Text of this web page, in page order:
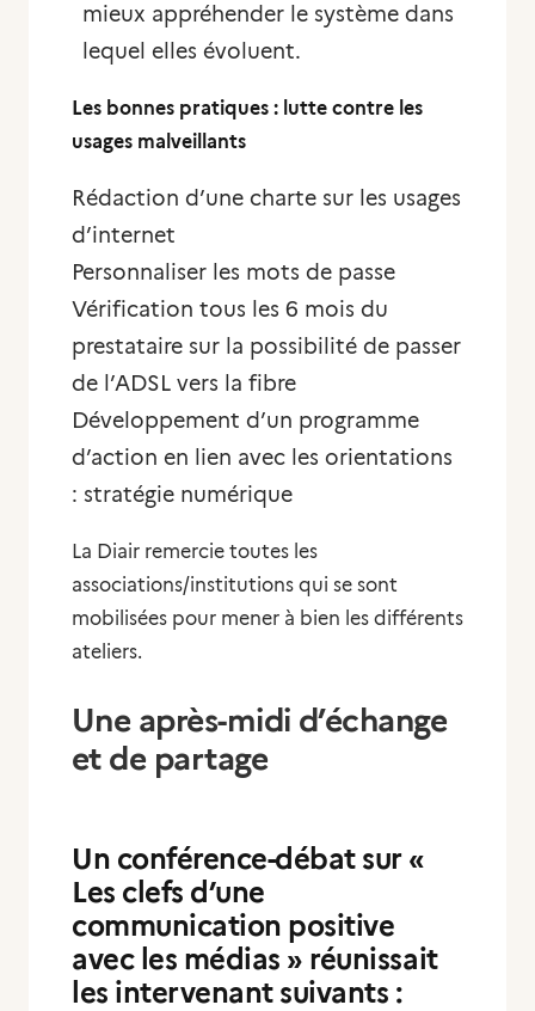
mieux appréhender le système dans
lequel elles évoluent.
Les bonnes pratiques : lutte contre les
usages malveillants
Rédaction d’une charte sur les usages
d’internet
Personnaliser les mots de passe
Vérification tous les 6 mois du
prestataire sur la possibilité de passer
de l’ADSL vers la fibre
Développement d’un programme
d’action en lien avec les orientations
: stratégie numérique
La Diair remercie toutes les
associations/institutions qui se sont
mobilisées pour mener à bien les différents
ateliers.
Une après-midi d’échange
et de partage
Un conférence-débat sur «
Les clefs d’une
communication positive
avec les médias » réunissait
les intervenant suivants :